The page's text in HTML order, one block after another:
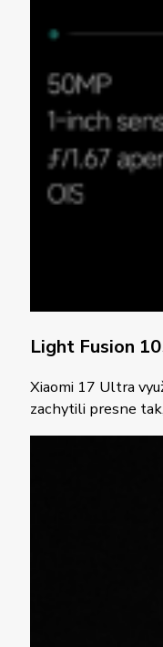
Light Fusion
Xiaomi 17 Ultra
zachytili presne